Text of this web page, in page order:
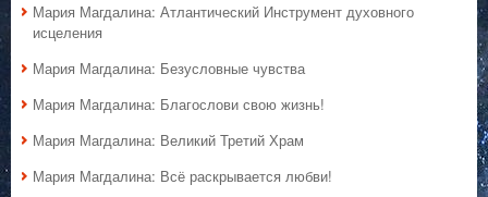
Мария Магдалина: Атлантический Инструмент духовного
исцеления
Мария Магдалина: Безусловные чувства
Мария Магдалина: Благослови свою жизнь!
Мария Магдалина: Великий Третий Храм
Мария Магдалина: Всё раскрывается любви!